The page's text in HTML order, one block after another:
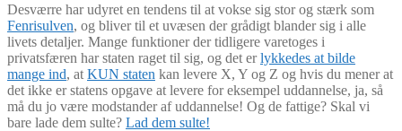
Desværre har udyret en tendens til at vokse sig stor og stærk som
Fenrisulven, og bliver til et uvæsen der grådigt blander sig i alle
livets detaljer. Mange funktioner der tidligere varetoges i
privatsfæren har staten raget til sig, og det erlykkedes at bilde
mange ind, at KUN staten kan levere X, Y og Z og hvis du mener at
det ikke er statens opgave at levere for eksempel uddannelse, ja, så
må du jo være modstander af uddannelse! Og de fattige? Skal vi
bare lade dem sulte? Lad dem sulte!